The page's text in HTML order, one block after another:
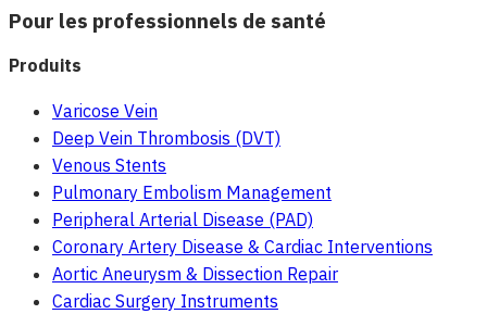
Pour les professionnels de santé
Produits
Varicose Vein
Deep Vein Thrombosis (DVT)
Venous Stents
Pulmonary Embolism Management
Peripheral Arterial Disease (PAD)
Coronary Artery Disease & Cardiac Interventions
Aortic Aneurysm & Dissection Repair
Cardiac Surgery Instruments